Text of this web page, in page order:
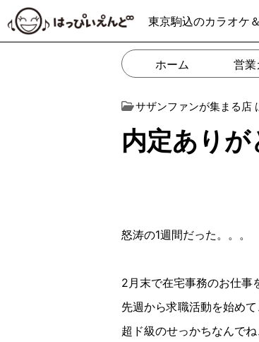
東京駒込のカラオケ
ホーム 営業
サザンファンが集まる店
内定あり
怒涛の1週間だった。。。
2月末で在宅事務のお仕事
先週から求職活動を始め
超ド級のせっかちなんで